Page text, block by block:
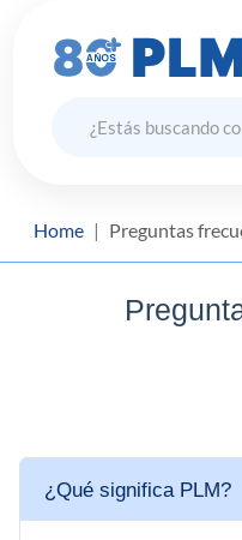
Home Preguntas
¿Qué significa PLM?